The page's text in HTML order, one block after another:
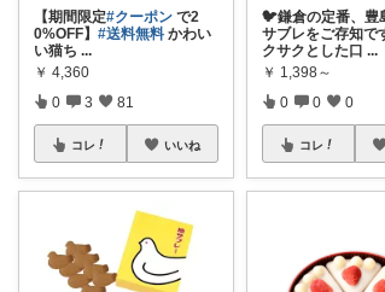
【期間限定#クーポン で2
0%OFF】 #送料無料 かわい
い猫ち ...
￥ 4,360
0 3 81
コレ いいね
🐦鎌倉の定番、豊
サブレをご存知で
クサクとした口 ...
￥ 1,398～
0 0 0
コレ